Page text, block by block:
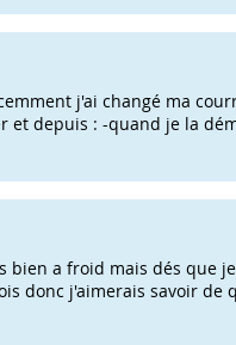
j'ai changé ma
et depuis : -quand je la
a froid mais dés que
donc j'aimerais savoir de